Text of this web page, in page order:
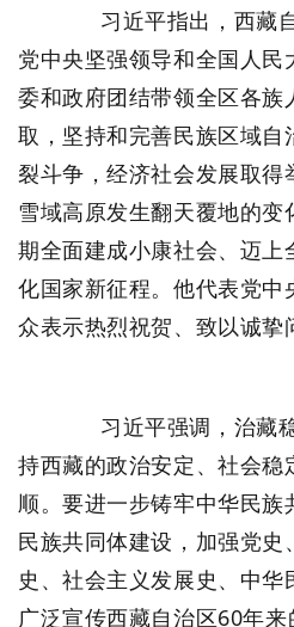
习近平指出，西藏
党中央坚强领导和全国人民
委和政府团结带领全区各族
取，坚持和完善民族区域自
裂斗争，经济社会发展取得
雪域高原发生翻天覆地的变
期全面建成小康社会、迈上
化国家新征程。他代表党中
众表示热烈祝贺、致以诚挚
习近平强调，治藏
持西藏的政治安定、社会稳
顺。要进一步铸牢中华民
民族共同体建设，加强党史
史、社会主义发展史、中华
广泛宣传西藏自治区60年